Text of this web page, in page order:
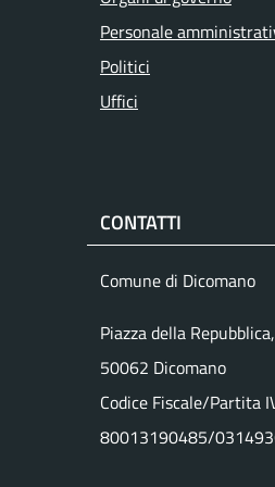
Personale
Politici
Uffici
CONTATTI
Comune di Dicomano
Piazza della
50062 Dicomano
Codice Fiscale/Partita
80013190485/